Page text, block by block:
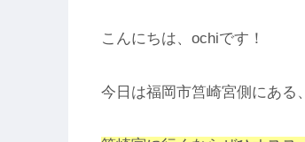
こんにちは、ochiです！
今日は福岡市筥崎宮側にある